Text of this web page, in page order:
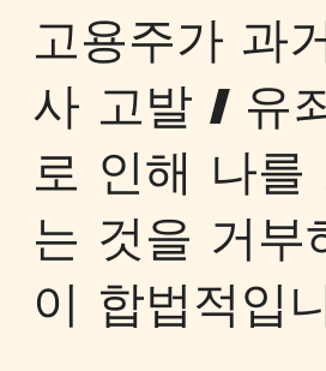
서
제
또
청
문
회
위원회에서는 귀하의 불만사
항을 결정하기 위해 청문회가
서 확인할 수 있습니다.
고용주가 과
사 고발 / 유
로 인해 나를
는 것을 거부
이 합법적입